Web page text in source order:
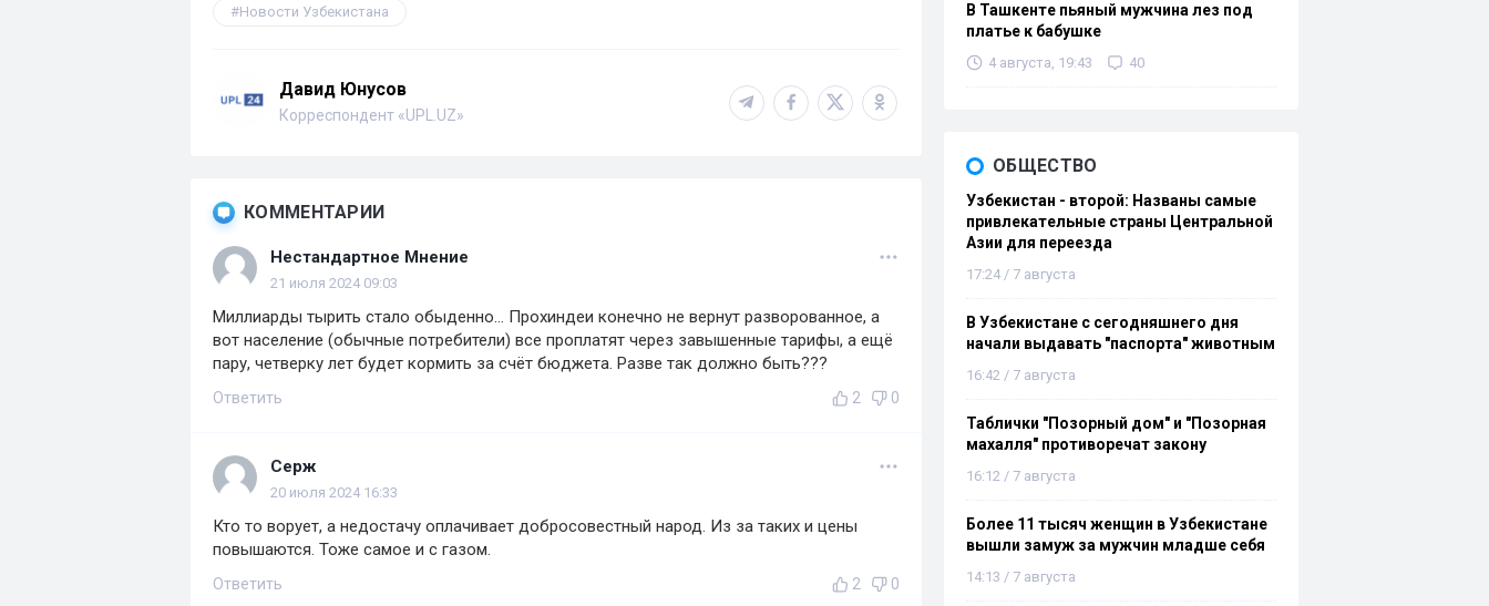
Новости Узбекистана
Давид Юнусов
Корреспондент «UPL.UZ»
КОММЕНТАРИИ
Нестандартное Мнение
21 июля 2024 09:03
Миллиарды тырить стало обыденно... Прохиндеи конечно не вернут разворованное, а
вот население (обычные потребители) все проплатят через завышенные тарифы, а ещё
пару, четверку лет будет кормить за счёт бюджета. Разве так должно быть???
Ответить 2 0
Серж
20 июля 2024 16:33
Кто то ворует, а недостачу оплачивает добросовестный народ. Из за таких и цены
повышаются. Тоже самое и с газом.
Ответить 2 0
В Ташкенте пьяный мужчина лез под
платье к бабушке
4 августа, 19:43 40
ОБЩЕСТВО
Узбекистан - второй: Названы самые
привлекательные страны Центральной
Азии для переезда
17:24 / 7 августа
В Узбекистане с сегодняшнего дня
начали выдавать "паспорта" животным
16:42 / 7 августа
Таблички "Позорный дом" и "Позорная
махалля" противоречат закону
16:12 / 7 августа
Более 11 тысяч женщин в Узбекистане
вышли замуж за мужчин младше себя
14:13 / 7 августа